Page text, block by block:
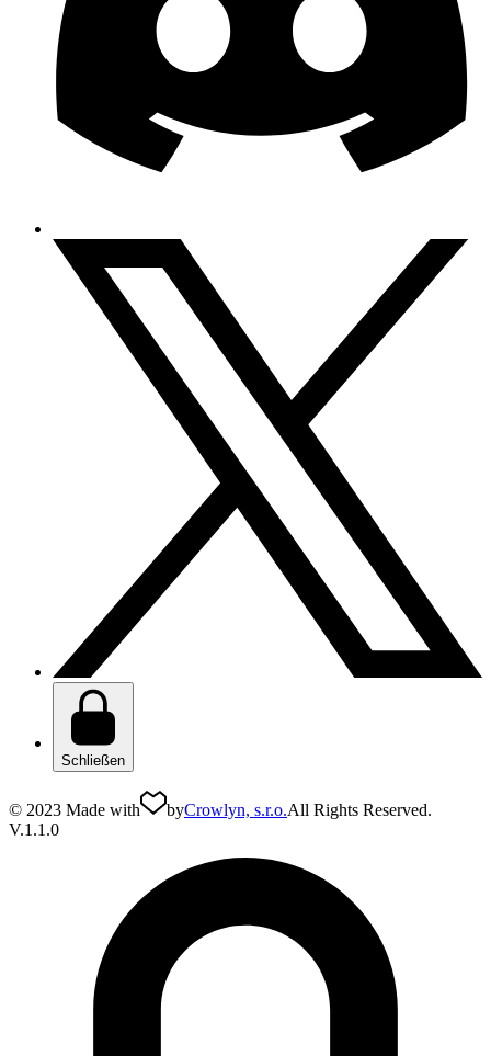
Schließen
© 2023 Made with byCrowlyn, s.r.o.All Rights Reserved.
V.1.1.0